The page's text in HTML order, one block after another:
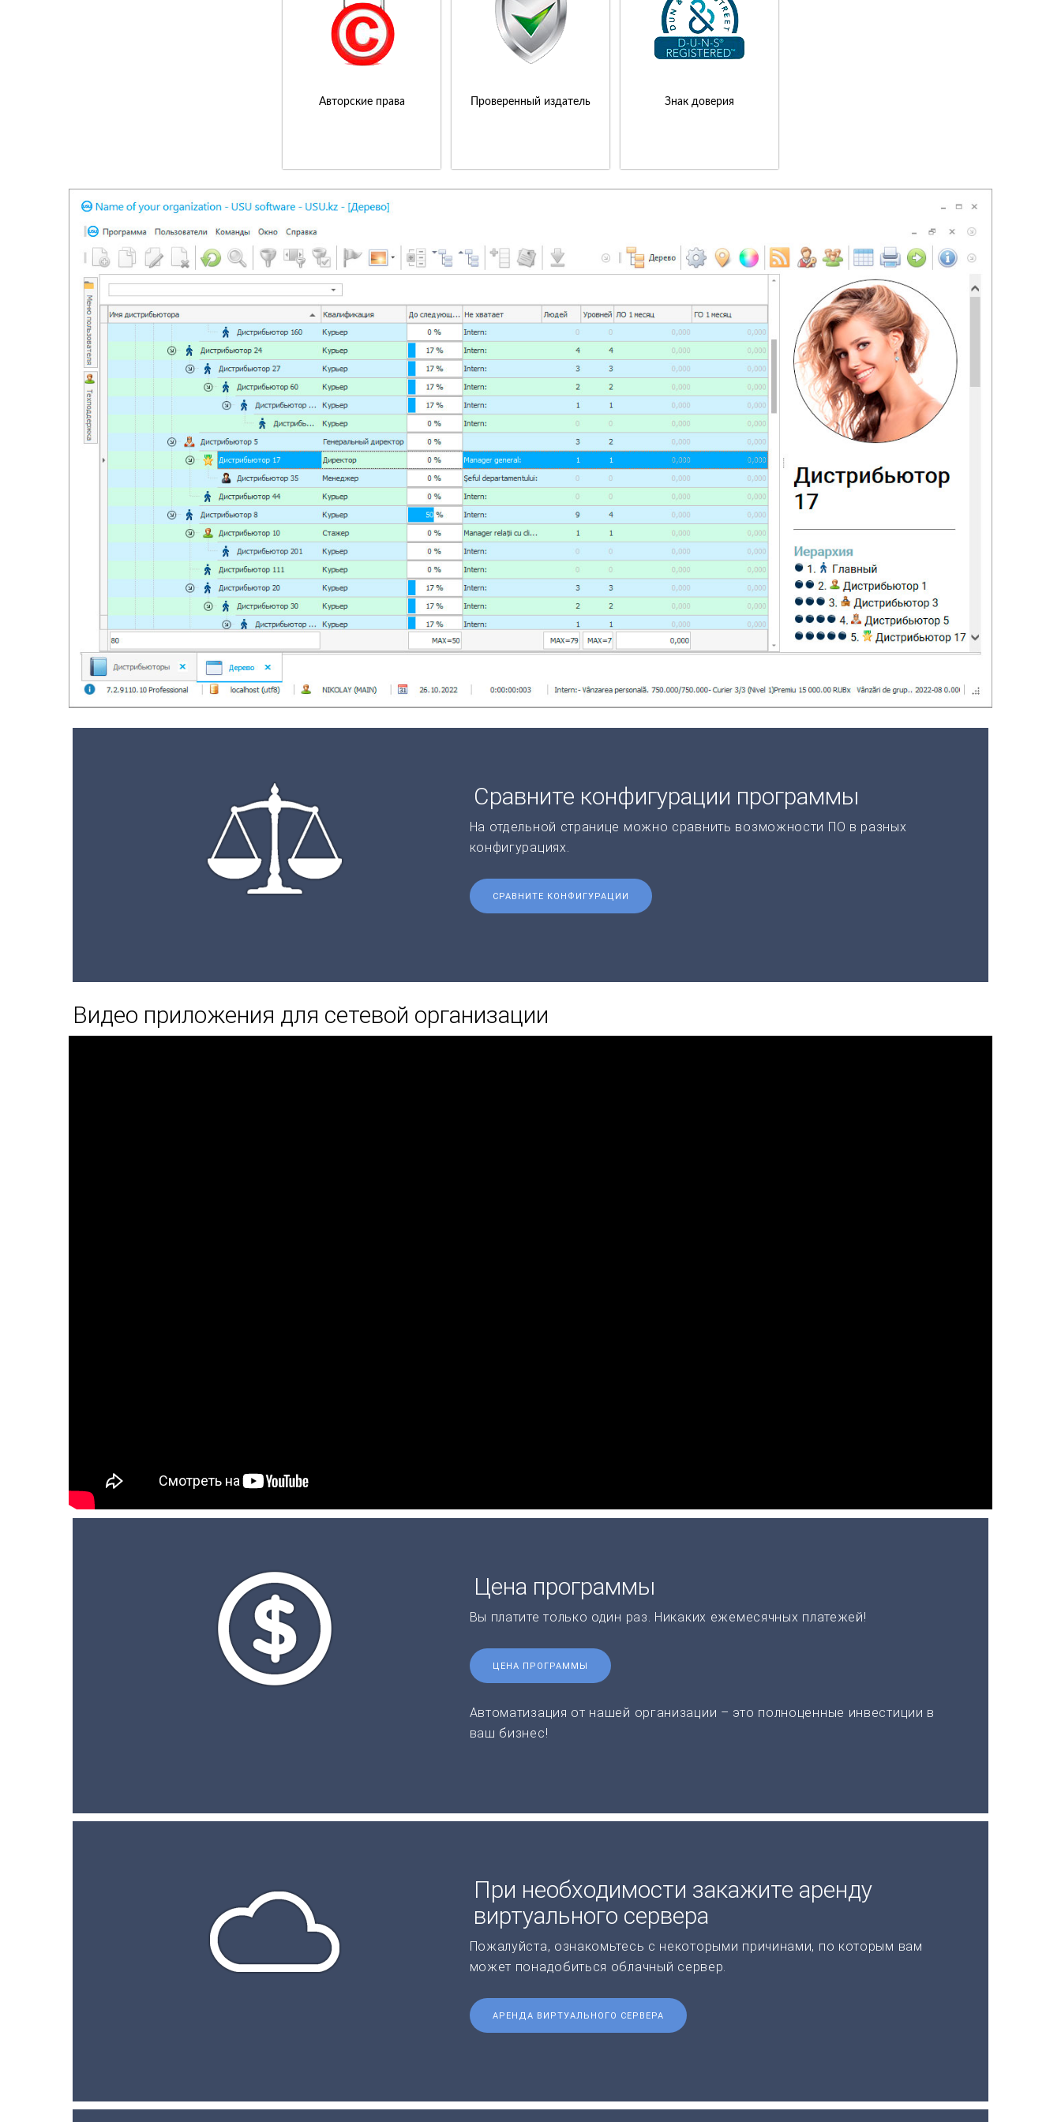
Авторские права Проверенный издатель Знак доверия
Сравните конфигурации программы
На отдельной странице можно сравнить возможности ПО в разных
конфигурациях.
СРАВНИТЕ КОНФИГУРАЦИИ
Видео приложения для сетевой организации
Цена программы
Вы платите только один раз. Никаких ежемесячных платежей!
ЦЕНА ПРОГРАММЫ
Автоматизация от нашей организации – это полноценные инвестиции в
ваш бизнес!
При необходимости закажите аренду
виртуального сервера
Пожалуйста, ознакомьтесь с некоторыми причинами, по которым вам
может понадобиться облачный сервер.
АРЕНДА ВИРТУАЛЬНОГО СЕРВЕРА